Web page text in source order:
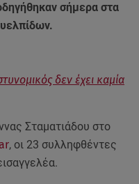
σήμερα στα
δεν έχει καμία
Σταματιάδου στο
, οι 23 συλληφθέντες